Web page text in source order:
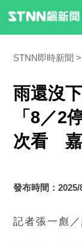
STNN即時新聞
雨還沒
「8／2
次看 嘉
發布時間：2025/
記者張一彪